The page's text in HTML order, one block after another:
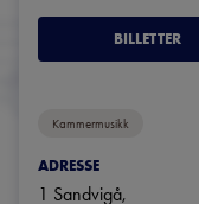
BILLETTER
Kammermusikk
ADRESSE
1 Sandvigå,